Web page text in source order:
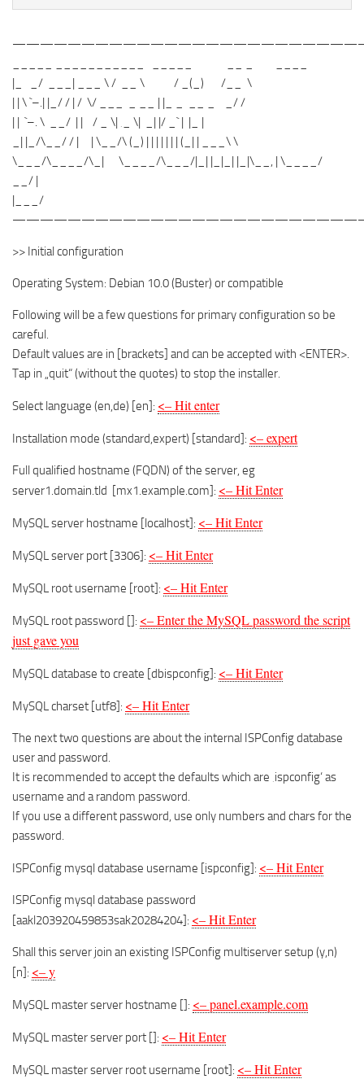
|_ _/ ___| ___ \ / __ \ / _(_) /__ \
| | \ `–.| |_/ / | / \/ ___ _ __ | |_ _ __ _ _/ /
| | `–. \ __/ | | / _ \| ‚_ \| _| |/ _` | |_ |
_| |_/\__/ / | | \__/\ (_) | | | | | | | (_| | ___\ \
\___/\____/\_| \____/\___/|_| |_|_| |_|\__, | \____/
__/ |
|___/
>> Initial configuration
Operating System: Debian 10.0 (Buster) or compatible
Following will be a few questions for primary configuration so be
careful.
Default values are in [brackets] and can be accepted with <ENTER>.
Tap in „quit“ (without the quotes) to stop the installer.
Select language (en,de) [en]: <– Hit enter
Installation mode (standard,expert) [standard]: <– expert
Full qualified hostname (FQDN) of the server, eg
server1.domain.tld [mx1.example.com]: <– Hit Enter
MySQL server hostname [localhost]: <– Hit Enter
MySQL server port [3306]: <– Hit Enter
MySQL root username [root]: <– Hit Enter
MySQL root password []: <– Enter the MySQL password the script
just gave you
MySQL database to create [dbispconfig]: <– Hit Enter
MySQL charset [utf8]: <– Hit Enter
The next two questions are about the internal ISPConfig database
user and password.
It is recommended to accept the defaults which are ‚ispconfig‘ as
username and a random password.
If you use a different password, use only numbers and chars for the
password.
ISPConfig mysql database username [ispconfig]: <– Hit Enter
ISPConfig mysql database password
[aakl203920459853sak20284204]: <– Hit Enter
Shall this server join an existing ISPConfig multiserver setup (y,n)
[n]: <– y
MySQL master server hostname []: <– panel.example.com
MySQL master server port []: <– Hit Enter
MySQL master server root username [root]: <– Hit Enter